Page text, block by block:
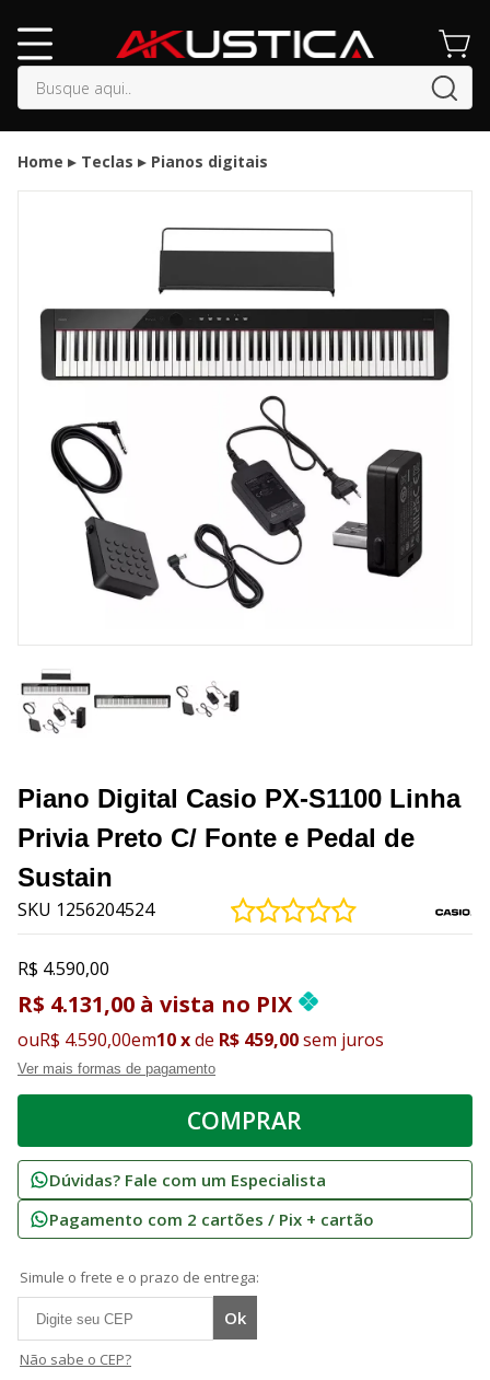
buscar
Home Teclas Pianos digitais
Piano Digital Casio PX-S1100 Linha
Privia Preto C/ Fonte e Pedal de
Sustain
SKU 1256204524
R$ 4.590,00
R$ 4.131,00 à vista no PIX
ouR$ 4.590,00em10xde R$ 459,00sem juros
Ver mais formas de pagamento
Dúvidas? Fale com um Especialista
Pagamento com 2 cartões / Pix + cartão
Simule o frete e o prazo de entrega:
Não sabe o CEP?